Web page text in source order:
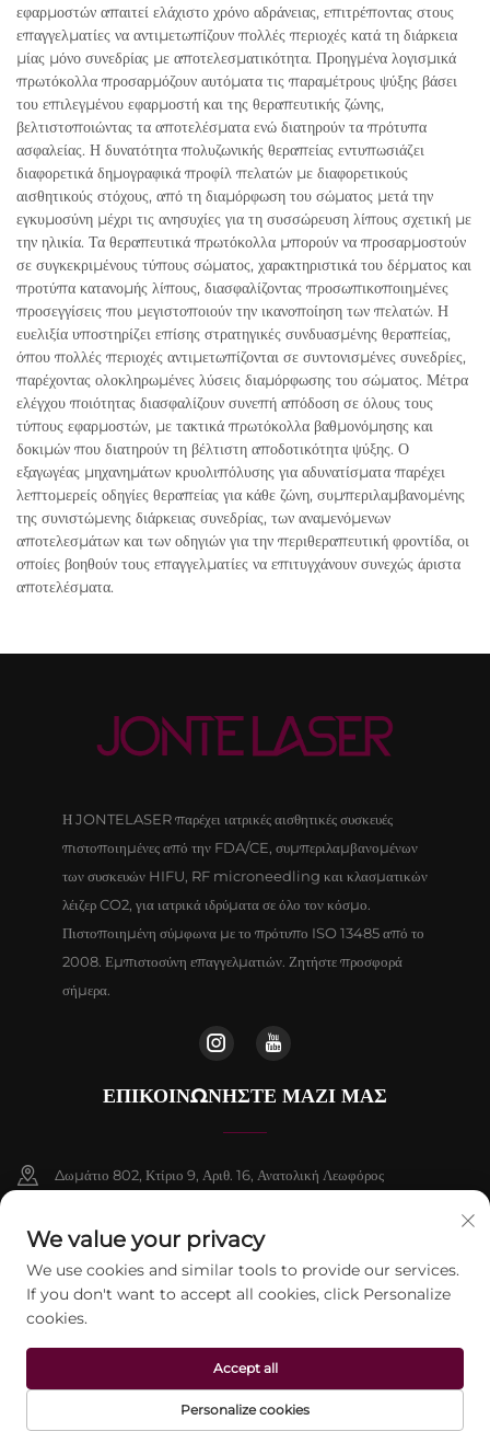
εφαρμοστών απαιτεί ελάχιστο χρόνο αδράνειας, επιτρέποντας στους
επαγγελματίες να αντιμετωπίζουν πολλές περιοχές κατά τη διάρκεια
μίας μόνο συνεδρίας με αποτελεσματικότητα. Προηγμένα λογισμικά
πρωτόκολλα προσαρμόζουν αυτόματα τις παραμέτρους ψύξης βάσει
του επιλεγμένου εφαρμοστή και της θεραπευτικής ζώνης,
βελτιστοποιώντας τα αποτελέσματα ενώ διατηρούν τα πρότυπα
ασφαλείας. Η δυνατότητα πολυζωνικής θεραπείας εντυπωσιάζει
διαφορετικά δημογραφικά προφίλ πελατών με διαφορετικούς
αισθητικούς στόχους, από τη διαμόρφωση του σώματος μετά την
εγκυμοσύνη μέχρι τις ανησυχίες για τη συσσώρευση λίπους σχετική με
την ηλικία. Τα θεραπευτικά πρωτόκολλα μπορούν να προσαρμοστούν
σε συγκεκριμένους τύπους σώματος, χαρακτηριστικά του δέρματος και
προτύπα κατανομής λίπους, διασφαλίζοντας προσωπικοποιημένες
προσεγγίσεις που μεγιστοποιούν την ικανοποίηση των πελατών. Η
ευελιξία υποστηρίζει επίσης στρατηγικές συνδυασμένης θεραπείας,
όπου πολλές περιοχές αντιμετωπίζονται σε συντονισμένες συνεδρίες,
παρέχοντας ολοκληρωμένες λύσεις διαμόρφωσης του σώματος. Μέτρα
ελέγχου ποιότητας διασφαλίζουν συνεπή απόδοση σε όλους τους
τύπους εφαρμοστών, με τακτικά πρωτόκολλα βαθμονόμησης και
δοκιμών που διατηρούν τη βέλτιστη αποδοτικότητα ψύξης. Ο
εξαγωγέας μηχανημάτων κρυολιπόλυσης για αδυνατίσματα παρέχει
λεπτομερείς οδηγίες θεραπείας για κάθε ζώνη, συμπεριλαμβανομένης
της συνιστώμενης διάρκειας συνεδρίας, των αναμενόμενων
αποτελεσμάτων και των οδηγιών για την περιθεραπευτική φροντίδα, οι
οποίες βοηθούν τους επαγγελματίες να επιτυγχάνουν συνεχώς άριστα
αποτελέσματα.
Η JONTELASER παρέχει ιατρικές αισθητικές συσκευές
πιστοποιημένες από την FDA/CE, συμπεριλαμβανομένων
των συσκευών HIFU, RF microneedling και κλασματικών
λέιζερ CO2, για ιατρικά ιδρύματα σε όλο τον κόσμο.
Πιστοποιημένη σύμφωνα με το πρότυπο ISO 13485 από το
2008. Εμπιστοσύνη επαγγελματιών. Ζητήστε προσφορά
σήμερα.
ΕΠΙΚΟΙΝΩΝΉΣΤΕ ΜΑΖΊ ΜΑΣ
Δωμάτιο 802, Κτίριο 9, Αριθ. 16, Ανατολική Λεωφόρος
+86-13911459627
[email protected]
Πνευματικά δικαιώματα © 2026 Beijing Jontelaser Technology CO., LTD.
Με επιφύλαξη παντός δικαιώματος. Πολιτική Απορρήτου
ΗΛ.
We value your privacy
We use cookies and similar tools to provide our services.
If you don't want to accept all cookies, click Personalize
cookies.
Personalize cookies
Accept all